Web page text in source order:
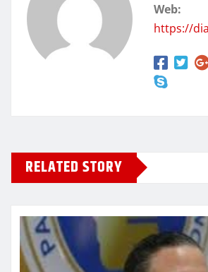
Web:
https://
RELATED STORY